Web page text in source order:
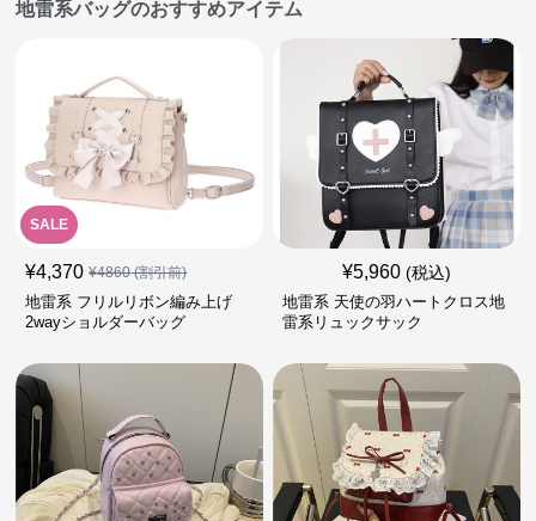
地雷系バッグのおすすめアイテム
SALE
¥4,370 ¥4860(割引前)
地雷系 フリルリボン編み上げ
2wayショルダーバッグ
¥5,960 (税込)
地雷系 天使の羽ハートクロス地
雷系リュックサック